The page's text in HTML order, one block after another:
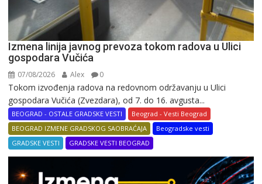
Izmena linija javnog prevoza tokom radova u Ulici
gospodara Vučića
07/08/2026 Alex 0
Tokom izvođenja radova na redovnom održavanju u Ulici
gospodara Vučića (Zvezdara), od 7. do 16. avgusta...
BEOGRAD - OSTALE GRADSKE VESTI
Beograd - Vesti Beograd
BEOGRAD IZMENE GRADSKOG SAOBRAĆAJA
Beogradske vesti
GRADSKE VESTI
GRADSKE VESTI BEOGRAD